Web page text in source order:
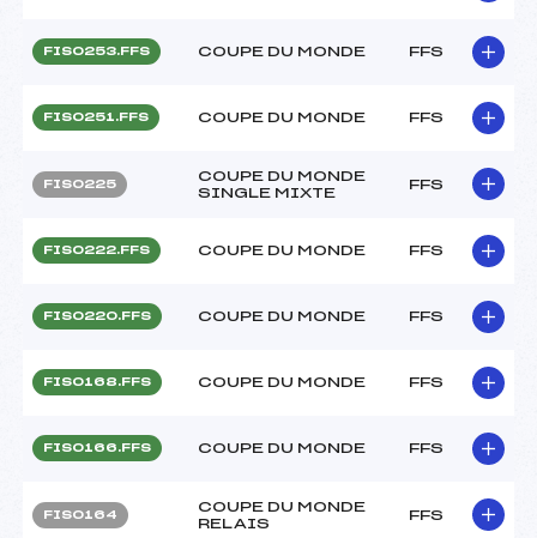
FIS0253.FFS COUPE DU MONDE FFS
FIS0251.FFS COUPE DU MONDE FFS
FIS0225
COUPE DU MONDE
SINGLE MIXTE
FFS
FIS0222.FFS COUPE DU MONDE FFS
FIS0220.FFS COUPE DU MONDE FFS
FIS0168.FFS COUPE DU MONDE FFS
FIS0166.FFS COUPE DU MONDE FFS
FIS0164
COUPE DU MONDE
RELAIS
FFS